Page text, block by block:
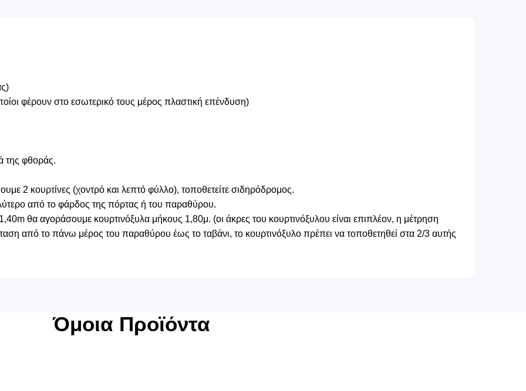
φέρουν στο εσωτερικό τους μέρος πλαστική επένδυση)
της φθοράς.
2 κουρτίνες (χοντρό και λεπτό φύλλο), τοποθετείτε σιδηρόδρομος.
από το φάρδος της πόρτας ή του παραθύρου.
θα αγοράσουμε κουρτινόξυλα μήκους 1,80μ. (οι άκρες του κουρτινόξυλου είναι επιπλέον, η μέτρηση
από το πάνω μέρος του παραθύρου έως το ταβάνι, το κουρτινόξυλο πρέπει να τοποθετηθεί στα 2/3 αυτής
Όμοια Προϊόντα